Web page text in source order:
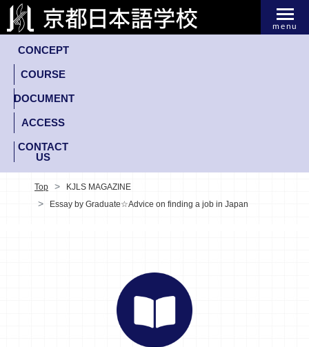
menu
CONCEPT
COURSE
DOCUMENT
ACCESS
CONTACT
US
Top
KJLS MAGAZINE
Essay by Graduate☆Advice on finding a job in Japan